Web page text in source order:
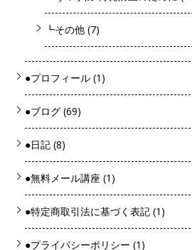
┗その他 (7)
●プロフィール (1)
●ブログ (69)
●日記 (8)
●無料メール講座 (1)
●特定商取引法に基づく表記 (1)
●プライバシーポリシー (1)